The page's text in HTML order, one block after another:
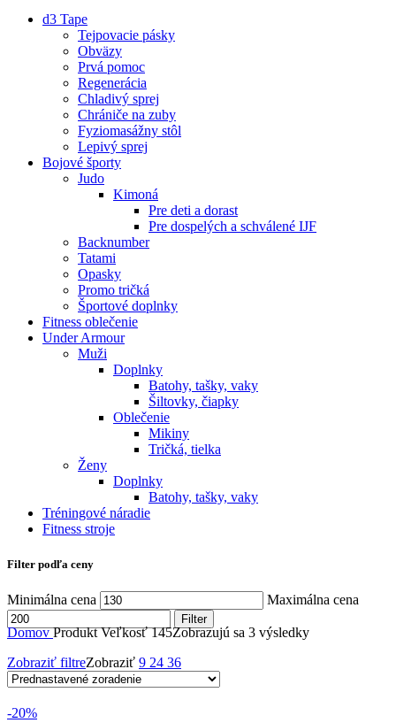
d3 Tape
Tejpovacie pásky
Obväzy
Prvá pomoc
Regenerácia
Chladivý sprej
Chrániče na zuby
Fyziomasážny stôl
Lepivý sprej
Bojové športy
Judo
Kimoná
Pre deti a dorast
Pre dospelých a schválené IJF
Backnumber
Tatami
Opasky
Promo tričká
Športové doplnky
Fitness oblečenie
Under Armour
Muži
Doplnky
Batohy, tašky, vaky
Šiltovky, čiapky
Oblečenie
Mikiny
Tričká, tielka
Ženy
Doplnky
Batohy, tašky, vaky
Tréningové náradie
Fitness stroje
Filter podľa ceny
Minimálna cena Maximálna cena
Filter
DomovProdukt Veľkosť145Zobrazujú sa 3 výsledky
Zobraziť filtreZobraziť 9 24 36
-20%